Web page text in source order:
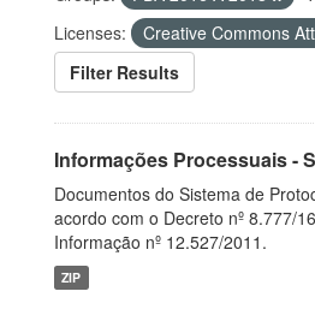
Licenses:
Creative Commons
Filter Results
Informações Processuais -
Documentos do Sistema de
acordo com o Decreto nº 8.777/
Informação nº 12.527/2011.
ZIP